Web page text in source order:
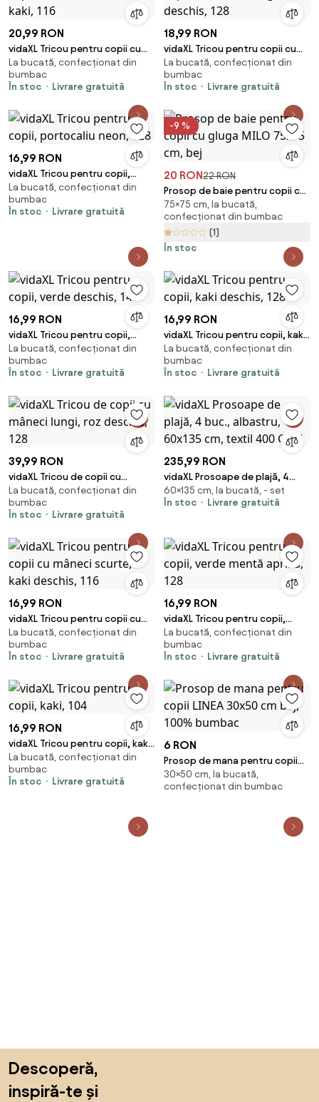
20,99 RON
vidaXL Tricou pentru copii cu
mâneci scurte, kaki, 116
La bucată, confecționat din
bumbac
În stoc
Livrare gratuită
18,99 RON
vidaXL Tricou pentru copii cu
mâneci lungi, roz deschis, 128
La bucată, confecționat din
bumbac
În stoc
Livrare gratuită
16,99 RON
vidaXL Tricou pentru copii,
portocaliu neon, 128
La bucată, confecționat din
bumbac
În stoc
Livrare gratuită
-9 %
20 RON22 RON
Prosop de baie pentru copii cu
gluga MILO 75x75 cm, bej
75×75 cm, la bucată,
confecționat din bumbac
(1)
În stoc
16,99 RON
vidaXL Tricou pentru copii,
verde deschis, 140
La bucată, confecționat din
bumbac
În stoc
Livrare gratuită
16,99 RON
vidaXL Tricou pentru copii, kaki
deschis, 128
La bucată, confecționat din
bumbac
În stoc
Livrare gratuită
39,99 RON
vidaXL Tricou de copii cu
mâneci lungi, roz deschis, 128
La bucată, confecționat din
bumbac
În stoc
Livrare gratuită
235,99 RON
vidaXL Prosoape de plajă, 4
buc., albastru, 60x135 cm,
textil 400 GSM
60×135 cm, la bucată, - set
În stoc
Livrare gratuită
16,99 RON
vidaXL Tricou pentru copii cu
mâneci scurte, kaki deschis, 116
La bucată, confecționat din
bumbac
În stoc
Livrare gratuită
16,99 RON
vidaXL Tricou pentru copii,
verde mentă aprins, 128
La bucată, confecționat din
bumbac
În stoc
Livrare gratuită
16,99 RON
vidaXL Tricou pentru copii, kaki,
104
La bucată, confecționat din
bumbac
În stoc
Livrare gratuită
6 RON
Prosop de mana pentru copii
LINEA 30x50 cm bej, 100%
bumbac
30×50 cm, la bucată,
confecționat din bumbac
Descoperă,
inspiră-te și